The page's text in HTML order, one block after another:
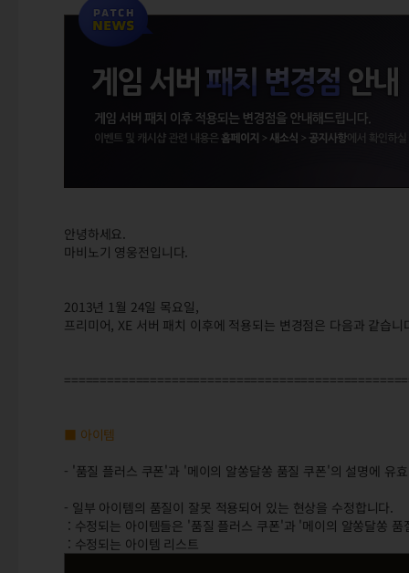
안녕하세요.
마비노기 영웅전입니다.
2013년 1월 24일 목요일,
프리미어, XE 서버 패치 이후에 적용되는 변경점은 다음과 같습니
■ 아이템
- '품질 플러스 쿠폰'과 '메이의 알쏭달쏭 품질 쿠폰'의 설명에 유
- 일부 아이템의 품질이 잘못 적용되어 있는 현상을 수정합니다.
: 수정되는 아이템들은 '품질 플러스 쿠폰'과 '메이의 알쏭달쏭
: 수정되는 아이템 리스트